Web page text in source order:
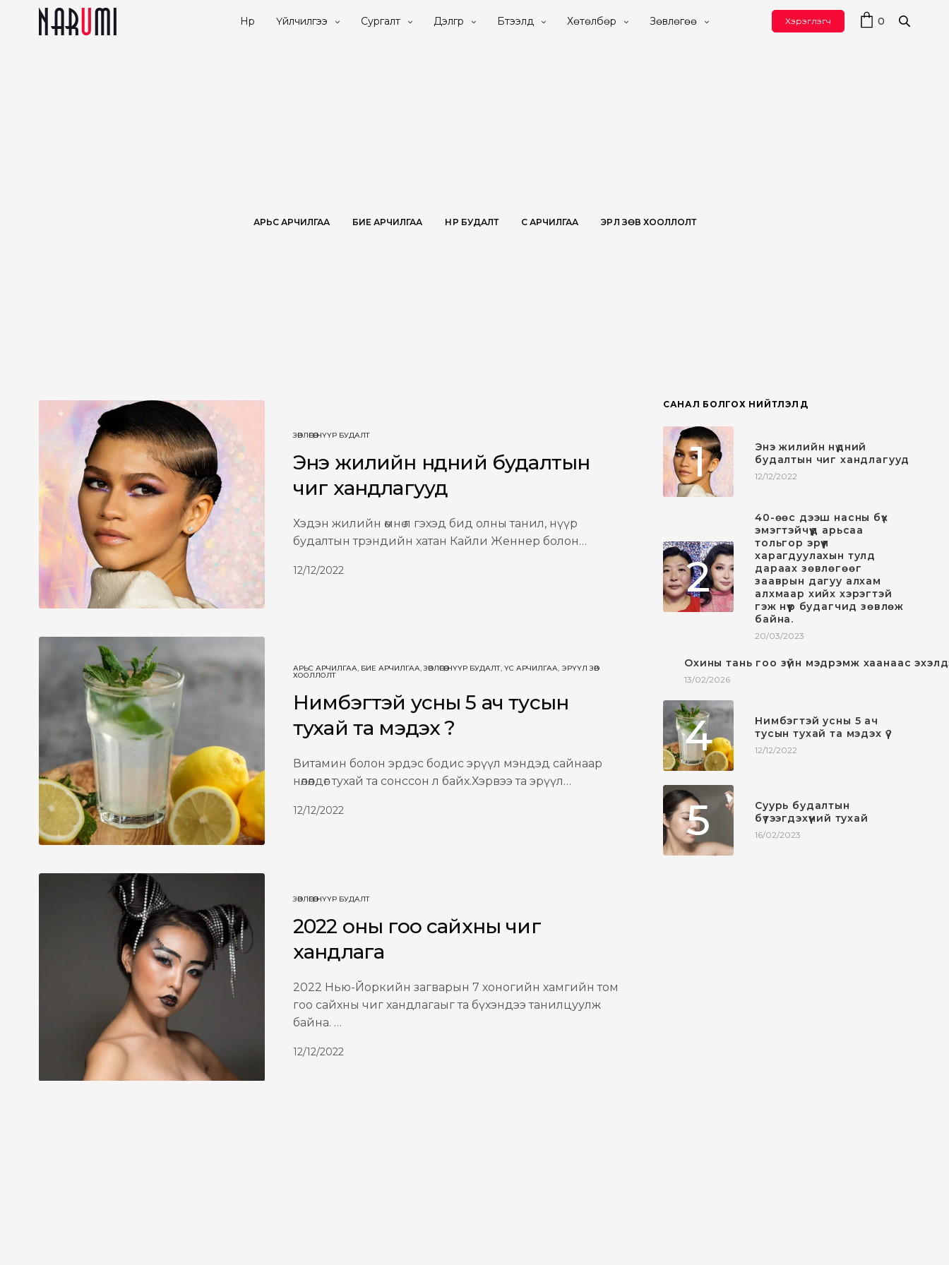
Нүүр Үйлчилгээ Сургалт Дэлгүүр Бүтээлүүд Хөтөлбөр Зөвлөгөө Хэрэглэгч 0
АРЬС АРЧИЛГАА БИЕ АРЧИЛГАА НҮҮР БУДАЛТ ҮС АРЧИЛГАА ЭРҮҮЛ ЗӨВ ХООЛЛОЛТ
ЗӨВЛӨГӨӨ,НҮҮР БУДАЛТ
Энэ жилийн нүдний будалтын
чиг хандлагууд
Хэдэн жилийн өмнө л гэхэд бид олны танил, нүүр
будалтын трэндийн хатан Кайли Женнер болон…
12/12/2022
АРЬС АРЧИЛГАА БИЕ АРЧИЛГАА ЗӨВЛӨГӨӨ,НҮҮР БУДАЛТ ҮС АРЧИЛГАА ЭРҮҮЛ ЗӨВ
ХООЛЛОЛТ
Нимбэгтэй усны 5 ач тусын
тухай та мэдэх үү?
Витамин болон эрдэс бодис эрүүл мэндэд сайнаар
нөлөөлдөг тухай та сонссон л байх.Хэрвээ та эрүүл…
12/12/2022
ЗӨВЛӨГӨӨ,НҮҮР БУДАЛТ
2022 оны гоо сайхны чиг
хандлага
2022 Нью-Йоркийн загварын 7 хоногийн хамгийн том
гоо сайхны чиг хандлагаыг та бүхэндээ танилцуулж
байна. …
12/12/2022
САНАЛ БОЛГОХ НИЙТЛЭЛҮҮД
1
Энэ жилийн нүдний
будалтын чиг хандлагууд
12/12/2022
2
40-өөс дээш насны бүх
эмэгтэйчүүд арьсаа
тольгор эрүүл
харагдуулахын тулд
дараах зөвлөгөөг
зааврын дагуу алхам
алхмаар хийх хэрэгтэй
гэж нүүр будагчид зөвлөж
байна.
20/03/2023
Охины тань гоо зүйн мэдрэмж хаанаас
13/02/2026
4
Нимбэгтэй усны 5 ач
тусын тухай та мэдэх үү?
12/12/2022
5
Суурь будалтын
бүтээгдэхүүний тухай
16/02/2023